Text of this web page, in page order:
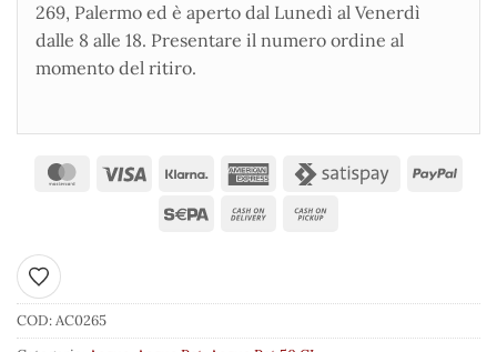
269, Palermo ed è aperto dal Lunedì al Venerdì
dalle 8 alle 18. Presentare il numero ordine al
momento del ritiro.
Aggiungi ai preferiti
COD:AC0265